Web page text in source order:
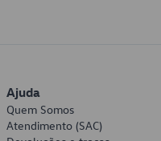
Ajuda
Quem Somos
Atendimento (SAC)